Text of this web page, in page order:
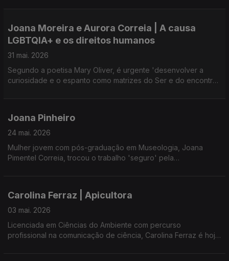
freguesias, até criar raízes nos Fenais da Luz.
Hoje é Presidente da Junta, integra diversas instituições locais
e é Mestre do Rancho de Romeiros.
Uma vida inspiradora com Ana Resendes e Maria José
Raposo, Presidente da Umar - Açores.
Joana Moreira e Aurora Correia | A causa
LGBTQIA+ e os direitos humanos
31 mai. 2026
Segundo a poetisa Mary Oliver, é urgente 'desenvolver a
curiosidade e o espanto como matrizes do Ser e do encontro
Rosa e Maria José Raposo, da UMAR - Açores, abordam de
forma acessível e formativa a diversidade, orientação e a
Convidaram Joana Moreira, mestre em Psicologia da Saúde,
pela Diversidade; e Aurora Correia , mestre em Psicologia
Clínica e Sistémica da Saúde, trans, não binária e artista.
Joana Pinheiro
24 mai. 2026
Mulher jovem com pós-graduação em Museologia, Joana
Pimentel Correia, trocou o trabalho 'seguro' pela
Em casa, em 2020, desenvolveu um conceito que une
tradição, identidade local e inovação: Bogangas - cookies de
chá.
Do artesanal ao projeto para a fábrica, a história é contada no
Mundo no Feminino, com Ana Rosa Resendes e Maria José
Carolina Ferraz | Apicultora
03 mai. 2026
Licenciada em Ciências do Ambiente com percurso
profissional na comunicação de ciência, Carolina Ferraz é hoje